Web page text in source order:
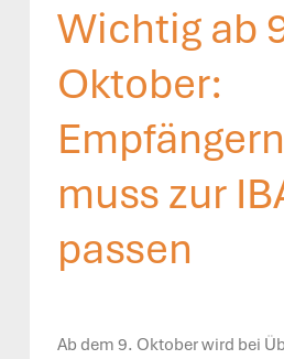
Wichtig ab
Oktober:
muss zur
passen
Ab dem 9. Oktober wird bei